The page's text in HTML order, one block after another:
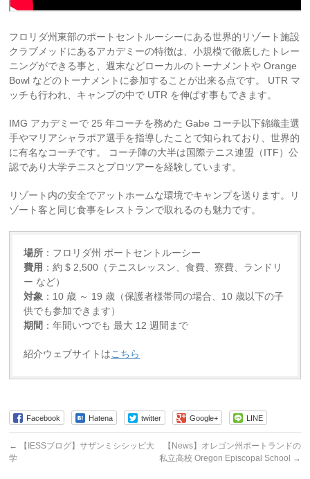
フロリダ州東部のポートセントルーシーにある世界的リゾート施設
クラブメッドにあるアカデミーの特徴は、小規模で徹底したトレー
ニングができる事と、週末などローカルのトーナメントや Orange
Bowl などのトーナメントに参加することが出来る点です。 UTR マ
ッチも行われ、キャンプの中で UTR を伸ばす事もできます。
IMG アカデミーで 25 年コーチを務めた Gabe コーチ以下錦織圭選
手やマリアシャラポア選手を指導したことで知られており、世界的
に有名なコーチです。 コーチ陣の大半は国際テニス連盟（ITF）公
認であり大学テニスとプロツアーを経験しています。
リゾート内の安全でアットホームな環境でキャンプを送ります。リ
ゾート客と同じ食事をレストランで取れるのも魅力です。
場所 ：フロリダ州 ポートセントルーシー
費用 ：約 $ 2,500（テニスレッスン、食費、寮費、ランドリ
ー など）
対象 ：10 歳 ～ 19 歳（保護者様帯同の場合、10 歳以下の子
供でも参加できます）
期間 ：年間いつでも 最大 12 週間まで
紹介ウェブサイトはこちら
Facebook Hatena twitter Google+ LINE
←
【IESSブログ】サザンミシシッピ大
学
【News】オレゴン州ポートランドの
私立高校 Oregon Episcopal School
→